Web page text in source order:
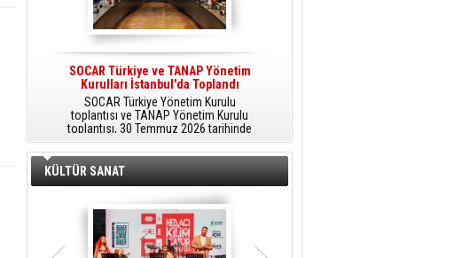
SOCAR Türkiye ve TANAP Yönetim
Kurulları İstanbul'da Toplandı
SOCAR Türkiye Yönetim Kurulu
toplantısı ve TANAP Yönetim Kurulu
toplantısı, 30 Temmuz 2026 tarihinde
İstanbul’da gerçekleştirildi.
hidrojen teknolojileri alanında yenilikçi
projelere öncülük ediyor.
KÜLTÜR SANAT